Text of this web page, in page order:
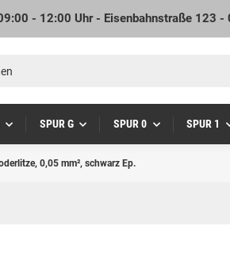
- 12:00 Uhr - Eisenbahnstraße 123 -
SPUR G SPUR 0 SPUR 1
0,05 mm², schwarz Ep.